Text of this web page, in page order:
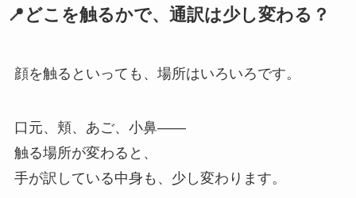
📍どこを触るかで、通訳は少し変わる？
顔を触るといっても、場所はいろいろです。
口元、頬、あご、小鼻——
触る場所が変わると、
手が訳している中身も、少し変わります。